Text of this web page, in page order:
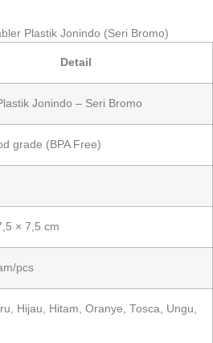
based on
customer
Plastik Jonindo (Seri Bromo)
Detail
Jonindo – Seri Bromo
grade (BPA Free)
× 7,5 cm
pcs
Hijau, Hitam, Oranye, Tosca, Ungu,